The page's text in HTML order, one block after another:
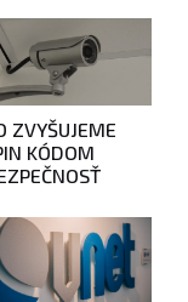
ZVYŠUJEME
KÓDOM